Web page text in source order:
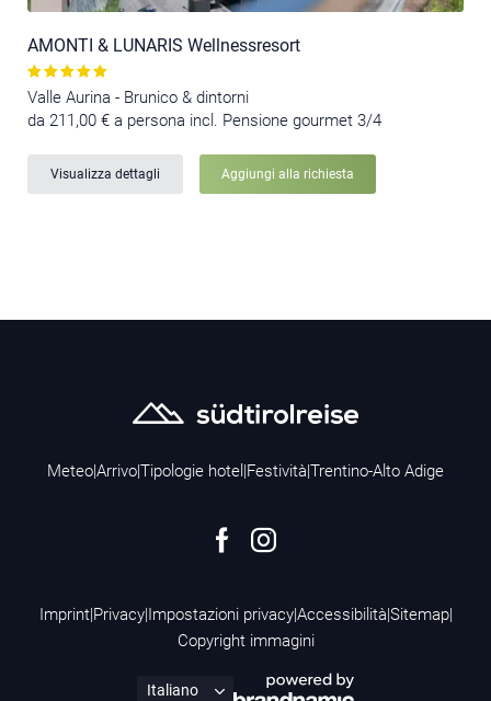
AMONTI & LUNARIS Wellnessresort
Valle Aurina - Brunico & dintorni
da 211,00 € a persona incl. Pensione gourmet 3/4
Visualizza dettagli Aggiungi alla richiesta
Meteo|Arrivo|Tipologie hotel |Festività|Trentino-Alto Adige
Imprint|Privacy|Impostazioni privacy|Accessibilità|Sitemap|
Copyright immagini